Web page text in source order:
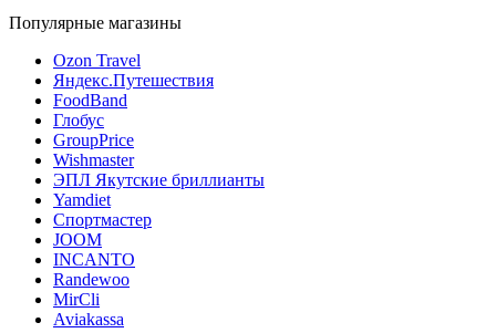
Популярные магазины
Ozon Travel
Яндекс.Путешествия
FoodBand
Глобус
GroupPrice
Wishmaster
ЭПЛ Якутские бриллианты
Yamdiet
Спортмастер
JOOM
INCANTO
Randewoo
MirCli
Aviakassa